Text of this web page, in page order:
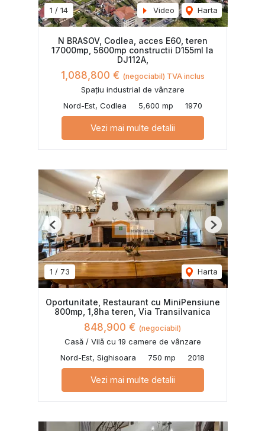
1 / 14 Video Harta
N BRASOV, Codlea, acces E60, teren
17000mp, 5600mp constructii D155ml la
DJ112A,
1,088,800 € (negociabil) TVA inclus
Spațiu industrial de vânzare
Nord-Est, Codlea
5,600 mp 1970
Vezi mai multe detalii
1 / 73 Harta
Previous Next
Oportunitate, Restaurant cu MiniPensiune
800mp, 1,8ha teren, Via Transilvanica
848,900 € (negociabil)
Casă / Vilă cu 19 camere de vânzare
Nord-Est, Sighisoara
750 mp 2018
Vezi mai multe detalii